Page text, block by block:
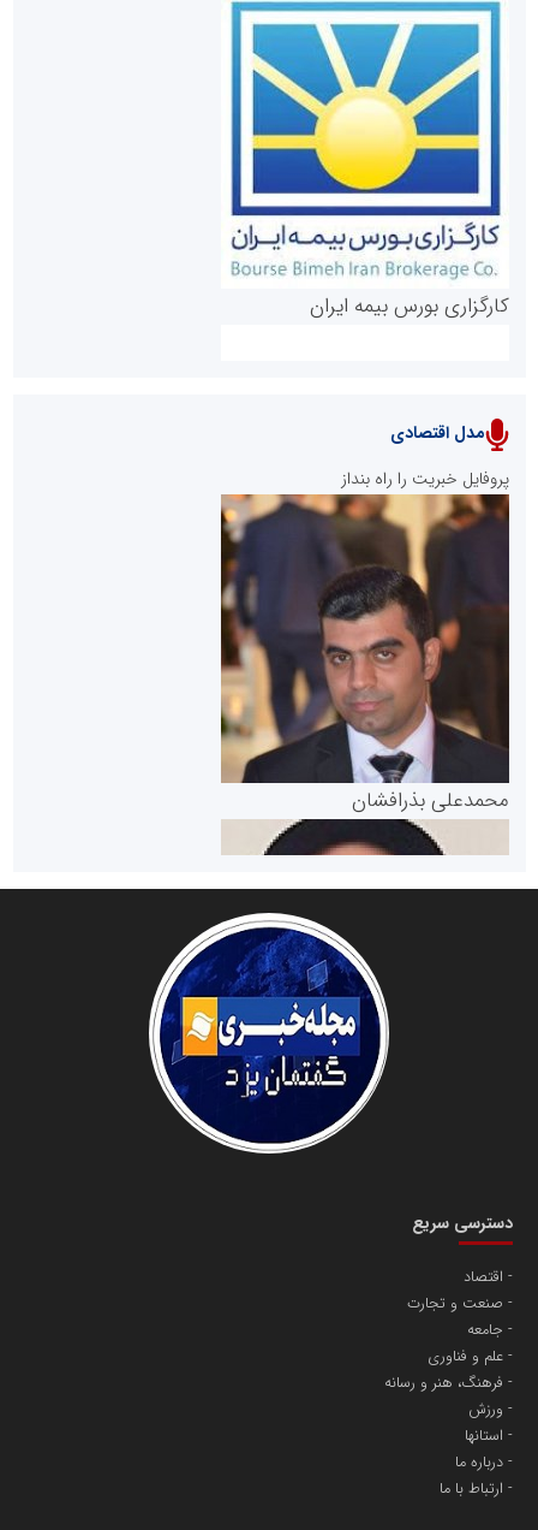
روابط عمومی خبرگزاری گزارش خبر
پایگاه خبری نهضت ملی مسکن
پایگاه خبری گفتمان یزد
دانشگاه سئوی ایران
پایگاه اطلاع رسانی اعتلای نهادهای مردمی
کارگزاری بورس بیمه ایران
سازمان بورس و اوراق بهادار
مرجع اخبار موثق در بازارسرمایه
سازمان صنعت،معدن و تجارت
آهن و فولاد غدیر ایرانیان
تامین آهن اسفنجی تولیدکنندگان فولاد در کشور
مدل اقتصادی
پروفایل خبریت را راه بنداز
محمدعلی بذرافشان
مریم حاج نوروز نظری
مسعودصادقی
دسترسی سریع
اقتصاد
صنعت و تجارت
جامعه
علم و فناوری
فرهنگ، هنر و رسانه
ورزش
استانها
درباره ما
ارتباط با ما